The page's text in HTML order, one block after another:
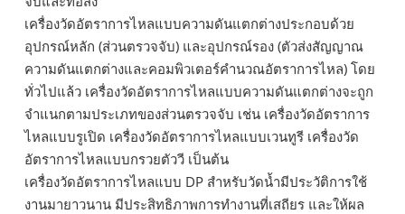
เครื่องวัดอัตราการไหลแบบความดันแตกต่างประกอบด้วย
อุปกรณ์หลัก (ส่วนตรวจจับ) และอุปกรณ์รอง (ตัวส่งสัญญาณ
ความดันแตกต่างและคอมพิวเตอร์คำนวณอัตราการไหล) โดย
ทั่วไปแล้ว เครื่องวัดอัตราการไหลแบบความดันแตกต่างจะถูก
จำแนกตามประเภทของส่วนตรวจจับ เช่น เครื่องวัดอัตราการ
ไหลแบบรูเปิด เครื่องวัดอัตราการไหลแบบเวนทูรี เครื่องวัด
อัตราการไหลแบบกรวยตัววี เป็นต้น
เครื่องวัดอัตราการไหลแบบ DP สำหรับวัดน้ำมีประวัติการใช้
งานมายาวนาน มีประสิทธิภาพการทำงานที่เสถียร และให้ผล